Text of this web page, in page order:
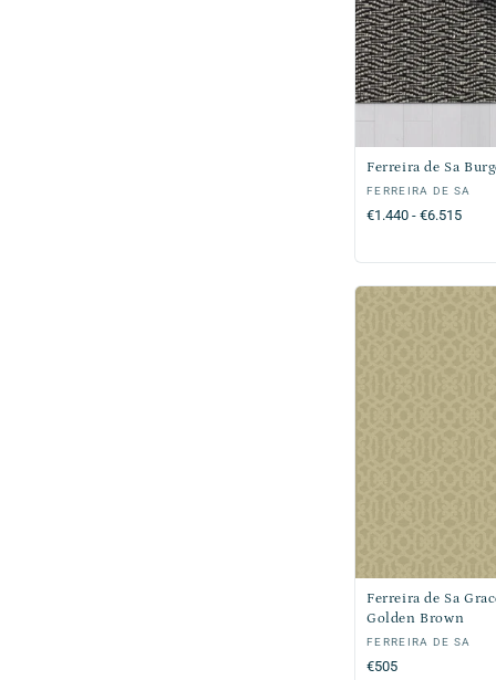
Ferreira de Sa
Verkoper:
FERREIRA DE SA
Normale
€1.440 - €6.515
Ferreira de Sa
Golden Brown
Verkoper:
FERREIRA DE SA
Normale
€505